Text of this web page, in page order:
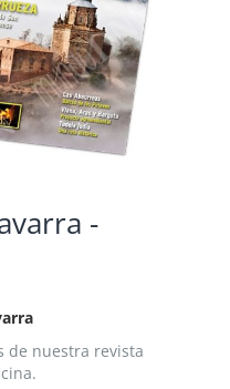
-
de nuestra revista